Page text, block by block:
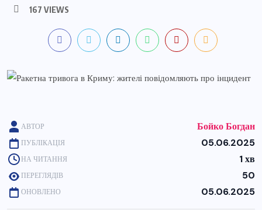
167 VIEWS
АВТОР Бойко Богдан
ПУБЛІКАЦІЯ 05.06.2025
НА ЧИТАННЯ 1 хв
ПЕРЕГЛЯДІВ 50
ОНОВЛЕНО 05.06.2025